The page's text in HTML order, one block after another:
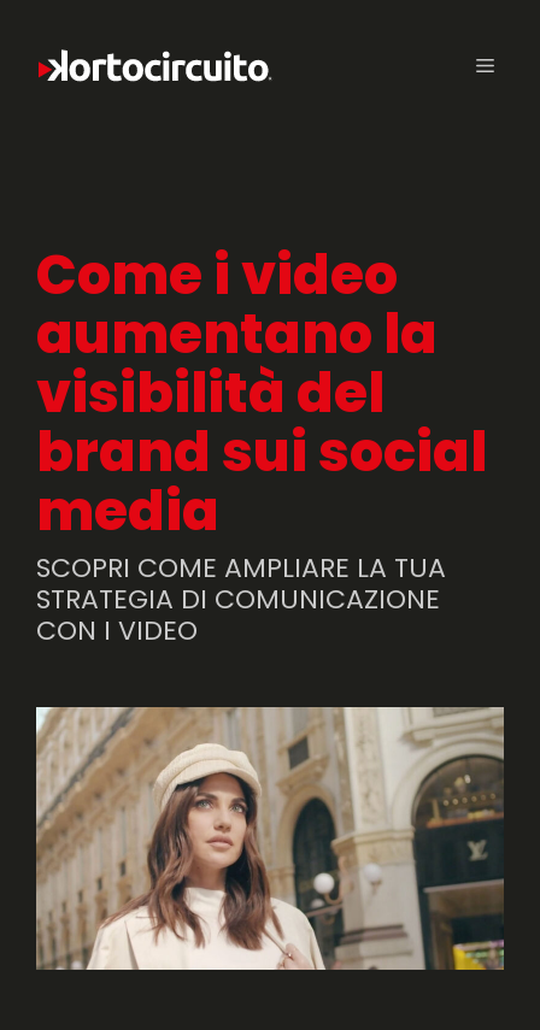
Come i video
aumentano la
visibilità del
brand sui social
media
SCOPRI COME AMPLIARE LA TUA
STRATEGIA DI COMUNICAZIONE
CON I VIDEO